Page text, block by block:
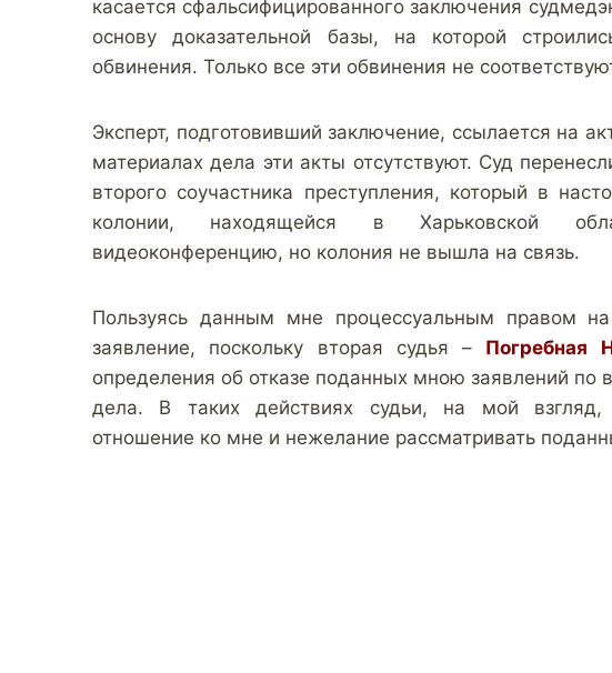
касается сфальсифицированного заключения
основу доказательной базы, на которой
обвинения. Только все эти обвинения не
Эксперт, подготовивший заключение, ссылается на
материалах дела эти акты отсутствуют. Суд
второго соучастника преступления, который в
колонии, находящейся в Харьковской
видеоконференцию, но колония не вышла на связь.
Пользуясь данным мне процессуальным правом
заявление, поскольку вторая судья – Погребная
определения об отказе поданных мною заявлений по
дела. В таких действиях судьи, на мой взгляд,
отношение ко мне и нежелание рассматривать